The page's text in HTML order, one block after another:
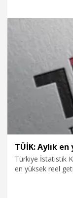
25,49 oranında
ehliyet fiyatı. Bu
toplam miktarda
Türkiye İstatistik
en yüksek reel